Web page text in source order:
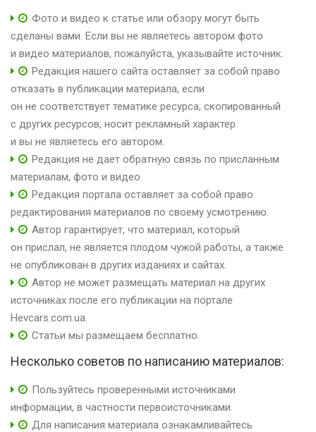
Фото и видео к статье или обзору могут быть
сделаны вами. Если вы не являетесь автором фото
и видео материалов, пожалуйста, указывайте источник.
Редакция нашего сайта оставляет за собой право
отказать в публикации материала, если
он не соответствует тематике ресурса, скопированный
с других ресурсов, носит рекламный характер
и вы не являетесь его автором.
Редакция не дает обратную связь по присланным
материалам, фото и видео.
Редакция портала оставляет за собой право
редактирования материалов по своему усмотрению.
Автор гарантирует, что материал, который
он прислал, не является плодом чужой работы, а также
не опубликован в других изданиях и сайтах.
Автор не может размещать материал на других
источниках после его публикации на портале
Hevcars.com.ua.
Статьи мы размещаем бесплатно.
Несколько советов по написанию материалов:
Пользуйтесь проверенными источниками
информации, в частности первоисточниками.
Для написания материала ознакамливайтесь